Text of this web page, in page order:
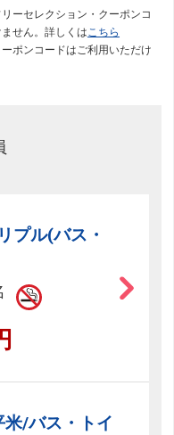
ーセレクション・クーポンコ
せん。詳しくはこちら
ポンコードはご利用いただけ
ル(バス・
/バス・トイ